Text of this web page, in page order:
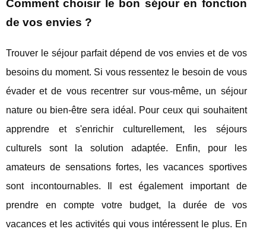
Comment choisir le bon séjour en fonction
de vos envies ?
Trouver le séjour parfait dépend de vos envies et de vos
besoins du moment. Si vous ressentez le besoin de vous
évader et de vous recentrer sur vous-même, un séjour
nature ou bien-être sera idéal. Pour ceux qui souhaitent
apprendre et s'enrichir culturellement, les séjours
culturels sont la solution adaptée. Enfin, pour les
amateurs de sensations fortes, les vacances sportives
sont incontournables. Il est également important de
prendre en compte votre budget, la durée de vos
vacances et les activités qui vous intéressent le plus. En